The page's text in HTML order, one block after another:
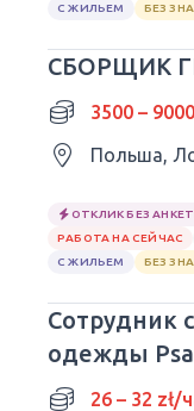
С ЖИЛЬЕМ
БЕЗ
СБОРЩИК
3500 –
Польша,
ОТКЛИК БЕЗ
РАБОТА НА СЕЙЧАС
С ЖИЛЬЕМ
БЕЗ
Сотрудник
одежды
26 – 32 zł/